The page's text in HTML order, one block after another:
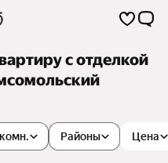
с отделкой
Цена
Районы